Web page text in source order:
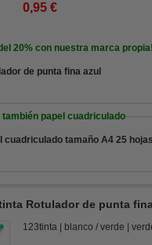
0,95 €
20% con nuestra marca propia!
de punta fina azul
papel cuadriculado
cuadriculado tamaño A4 25
Rotulador de punta
123tinta blanco / verde